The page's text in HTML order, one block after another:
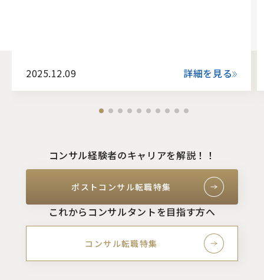
2025.12.09 詳細を見る
コンサル経験者のキャリアを解説！！
ポストコンサル転職特集
これからコンサルタントを目指す方へ
コンサル転職特集